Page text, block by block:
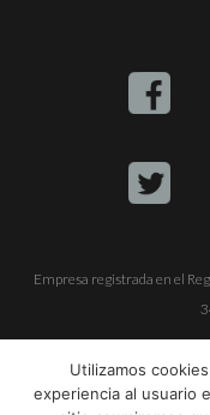
Empresa registrada en el
Utilizamos
experiencia al usuario